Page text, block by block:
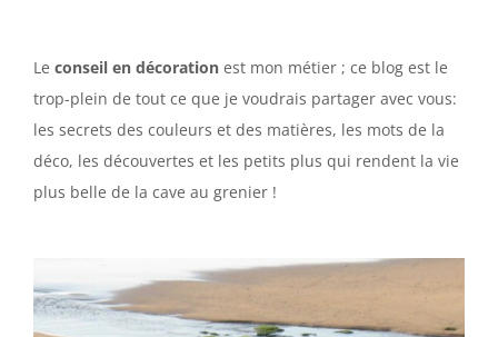
Le conseil en décoration est mon métier ; ce blog est le
trop-plein de tout ce que je voudrais partager avec vous:
les secrets des couleurs et des matières, les mots de la
déco, les découvertes et les petits plus qui rendent la vie
plus belle de la cave au grenier !